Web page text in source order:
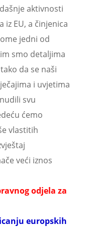
aktivnosti
iz EU, a činjenica
jedni od
smo detaljima
da se naši
i uvjetima
svu
ćemo
vlastitih
veći iznos
odjela za
europskih